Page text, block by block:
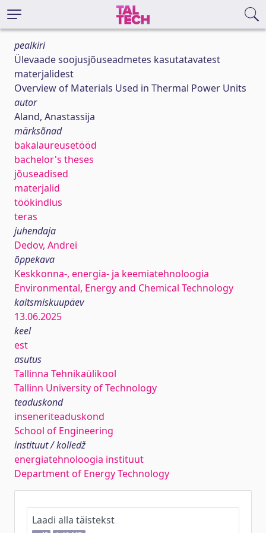
pealkiri
Ülevaade soojusjõuseadmetes kasutatavatest
materjalidest
Overview of Materials Used in Thermal Power Units
autor
Aland, Anastassija
märksõnad
bakalaureusetööd
bachelor's theses
jõuseadised
materjalid
töökindlus
teras
juhendaja
Dedov, Andrei
õppekava
Keskkonna-, energia- ja keemiatehnoloogia
Environmental, Energy and Chemical Technology
kaitsmiskuupäev
13.06.2025
keel
est
asutus
Tallinna Tehnikaülikool
Tallinn University of Technology
teaduskond
inseneriteaduskond
School of Engineering
instituut / kolledž
energiatehnoloogia instituut
Department of Energy Technology
Laadi alla täistekst